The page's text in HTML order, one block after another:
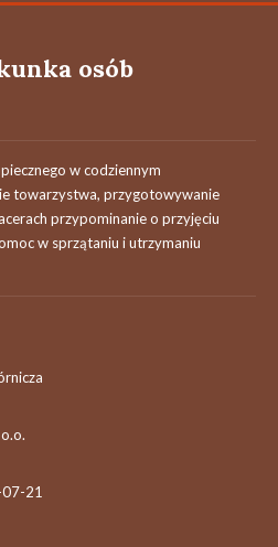
osób
w codziennym
towarzystwa, przygotowywanie
przypominanie o przyjęciu
w sprzątaniu i utrzymaniu
21